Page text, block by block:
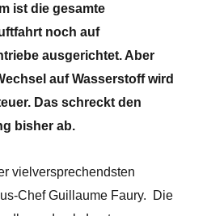
ist die gesamte
noch auf
ausgerichtet. Aber
auf Wasserstoff wird
Das schreckt den
bisher ab.
vielversprechendsten
Chef Guillaume Faury. Die